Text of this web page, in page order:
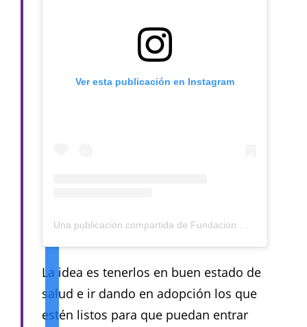
Ver esta publicación en Instagram
La idea es tenerlos en buen estado de
salud e ir dando en adopción los que
estén listos para que puedan entrar